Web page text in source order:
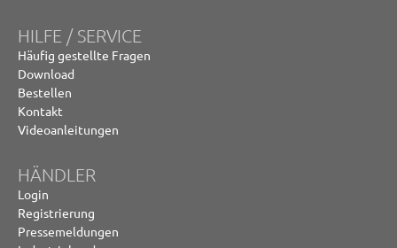
HILFE / SERVICE
Häufig gestellte Fragen
Download
Bestellen
Kontakt
Videoanleitungen
HÄNDLER
Login
Registrierung
Pressemeldungen